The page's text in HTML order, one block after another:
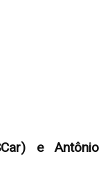
e Antônio